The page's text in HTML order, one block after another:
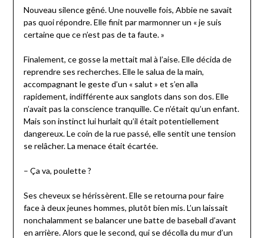
Nouveau silence gêné. Une nouvelle fois, Abbie ne savait
pas quoi répondre. Elle finit par marmonner un « je suis
certaine que ce n’est pas de ta faute. »
Finalement, ce gosse la mettait mal à l’aise. Elle décida de
reprendre ses recherches. Elle le salua de la main,
accompagnant le geste d’un « salut » et s’en alla
rapidement, indifférente aux sanglots dans son dos. Elle
n’avait pas la conscience tranquille. Ce n’était qu’un enfant.
Mais son instinct lui hurlait qu’il était potentiellement
dangereux. Le coin de la rue passé, elle sentit une tension
se relâcher. La menace était écartée.
– Ça va, poulette ?
Ses cheveux se hérissèrent. Elle se retourna pour faire
face à deux jeunes hommes, plutôt bien mis. L’un laissait
nonchalamment se balancer une batte de baseball d’avant
en arrière. Alors que le second, qui se décolla du mur d’un